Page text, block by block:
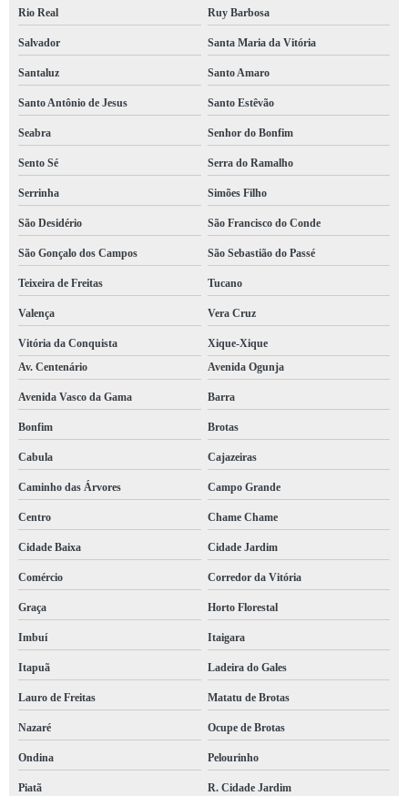
laudo bombeiro para alvará Serrinha
orçamento de laudo de bombeiro Calçada
orçamento de laudo de bombeiro para mei Campo Grande
laudo de bombeiro hidráulico Irecê
laudo bombeiro condomínio Santo Estêvão
orçamento de laudo técnico bombeiro Vale das Pedrinhas
laudo bombeiro para alvará orçamento Ilhéus
laudo do bombeiro para comércio valores Vila Laura
laudo do bombeiro orçamento Nazaré
qual o preço de laudo bombeiro Dias d'Ávila
laudo bombeiro Ondina
qual o preço de laudo de bombeiro para comércio Curaçá
qual o preço de laudo bombeiro clcb Boa Viagem
laudo do bombeiro para comércio orçamento Inhambupe
laudo de bombeiro orçamento Porto Seguro
qual o preço de laudo bombeiro para alvará Mucuri
laudo de bombeiro hidráulico valores Vitória
Rio Real Ruy Barbosa
Salvador Santa Maria da Vitória
Santaluz Santo Amaro
Santo Antônio de Jesus Santo Estêvão
Seabra Senhor do Bonfim
Sento Sé Serra do Ramalho
Serrinha Simões Filho
São Desidério São Francisco do Conde
São Gonçalo dos Campos São Sebastião do Passé
Teixeira de Freitas Tucano
Valença Vera Cruz
Vitória da Conquista
Xique-Xique
Av. Centenário
Avenida Ogunja
Avenida Vasco da Gama Barra
Bonfim Brotas
Cabula Cajazeiras
Caminho das Árvores Campo Grande
Centro Chame Chame
Cidade Baixa Cidade Jardim
Comércio Corredor da Vitória
Graça Horto Florestal
Imbuí Itaigara
Itapuã Ladeira do Gales
Lauro de Freitas Matatu de Brotas
Nazaré Ocupe de Brotas
Ondina Pelourinho
Piatã R. Cidade Jardim